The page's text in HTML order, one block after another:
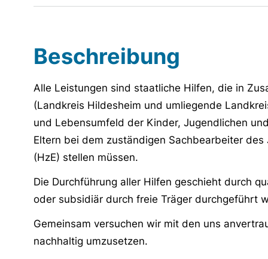
Beschreibung
Alle Leistungen sind staatliche Hilfen, die in
(Landkreis Hildesheim und umliegende
und Lebensumfeld der Kinder, Jugendlichen
Eltern bei dem zuständigen Sachbearbeiter
(HzE) stellen müssen.
Die Durchführung aller Hilfen geschieht durch
oder subsidiär durch freie Träger durchgeführt
Gemeinsam versuchen wir mit den uns
nachhaltig umzusetzen.